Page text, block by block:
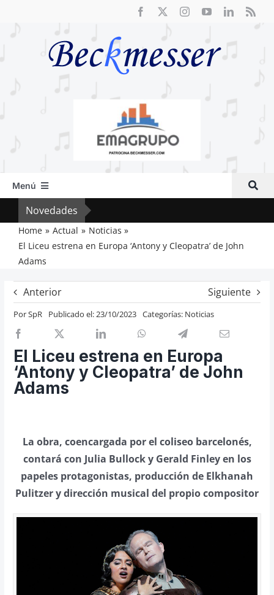
Menú
Inicio
Actual
Artículos
Previos de ópera
Entrevistas
Recomendación
Cosas de Beckmesser
Nosotros y privacidad
Buscar:
Novedades
Home Actual
Noticias
El Liceu estrena en Europa ‘Antony y Cleopatra’ de John
Adams
Anterior Siguiente
PorSpR Publicado el: 23/10/2023 Categorías: Noticias
El Liceu estrena en Europa
‘Antony y Cleopatra’ de John
Adams
La obra, coencargada por el coliseo barcelonés,
contará con Julia Bullock y Gerald Finley en los
papeles protagonistas, producción de Elkhanah
Pulitzer y dirección musical del propio compositor